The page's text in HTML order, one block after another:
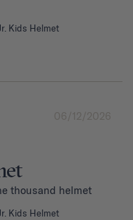
Kids Helmet
06/12/2026
thousand helmet
Kids Helmet